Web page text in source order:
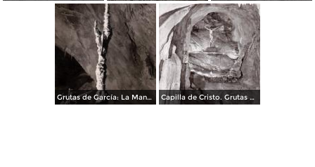
Grutas de García: La Mano del Muerto Capilla de Cristo. Grutas de García